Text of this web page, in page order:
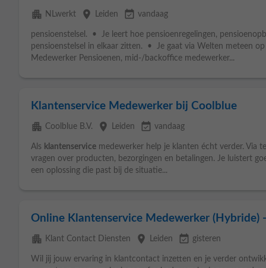
apartment NLwerkt place Leiden event_available vandaag
pensioenstelsel. • Je leert hoe pensioenregelingen,
pensioenstelsel in elkaar zitten. • Je gaat via Welten meteen
Medewerker Pensioenen, mid-/backoffice medewerker...
Klantenservice Medewerker bij Coolblue
apartment Coolblue B.V. place Leiden event_available vandaag
Als klantenservice medewerker help je klanten écht verder. Via
vragen over producten, bezorgingen en betalingen. Je luistert
een oplossing die past bij de situatie...
Online Klantenservice Medewerker (Hybride)
apartment Klant Contact Diensten place Leiden event_available gisteren
Wil jij jouw ervaring in klantcontact inzetten en je verder